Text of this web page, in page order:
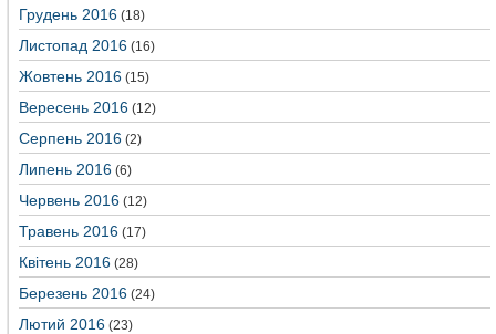
Грудень 2016 (18)
Листопад 2016 (16)
Жовтень 2016 (15)
Вересень 2016 (12)
Серпень 2016 (2)
Липень 2016 (6)
Червень 2016 (12)
Травень 2016 (17)
Квітень 2016 (28)
Березень 2016 (24)
Лютий 2016 (23)